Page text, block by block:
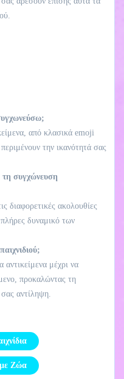
από κλασικά emoji
την ικανότητά σας
τη συγχώνευση
διαφορετικές ακολουθίες
δυναμικό των
μέχρι να
προκαλώντας τη
αντίληψη.
με Ζώα